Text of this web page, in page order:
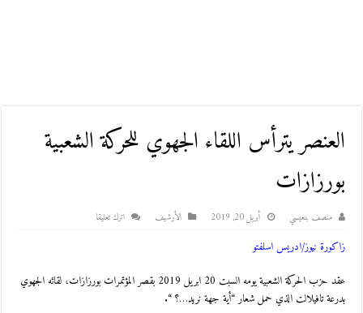
العنصر يترأس اللقاء الجهوي للحركة الشعبية
بورزازات
منصف بنعيسي أبريل 20, 2019 اﻷرشيف اترك تعليقا
زاكورة نيوز/ادريس اسلفتو
عقد حزب الحركة الشعبية يومه السبت 20 ابريل 2019 بقصر المؤتمرات بورزازات، لقائه الجهوي
بدرعة تافيلالت الذي حمل شعار “أية جهة نريد…؟ “.